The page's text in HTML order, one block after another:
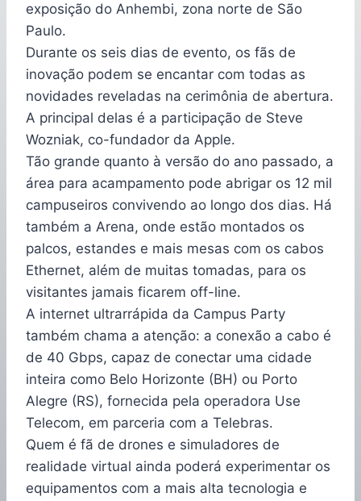
exposição do Anhembi, zona norte de São
Paulo.
Durante os seis dias de evento, os fãs de
inovação podem se encantar com todas as
novidades reveladas na cerimônia de abertura.
A principal delas é a participação de Steve
Wozniak, co-fundador da Apple.
Tão grande quanto à versão do ano passado, a
área para acampamento pode abrigar os 12 mil
campuseiros convivendo ao longo dos dias. Há
também a Arena, onde estão montados os
palcos, estandes e mais mesas com os cabos
Ethernet, além de muitas tomadas, para os
visitantes jamais ficarem off-line.
A internet ultrarrápida da Campus Party
também chama a atenção: a conexão a cabo é
de 40 Gbps, capaz de conectar uma cidade
inteira como Belo Horizonte (BH) ou Porto
Alegre (RS), fornecida pela operadora Use
Telecom, em parceria com a Telebras.
Quem é fã de drones e simuladores de
realidade virtual ainda poderá experimentar os
equipamentos com a mais alta tecnologia e